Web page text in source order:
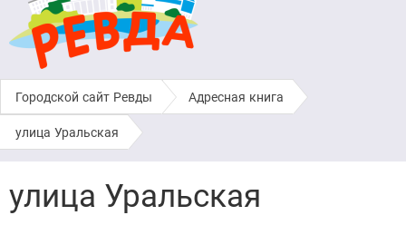
Городской сайт Ревды › Адресная книга
улица Уральская
улица Уральская